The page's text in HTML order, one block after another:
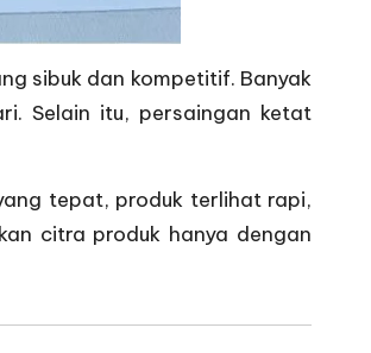
sibuk dan kompetitif. Banyak
Selain itu, persaingan ketat
tepat, produk terlihat rapi,
citra produk hanya dengan